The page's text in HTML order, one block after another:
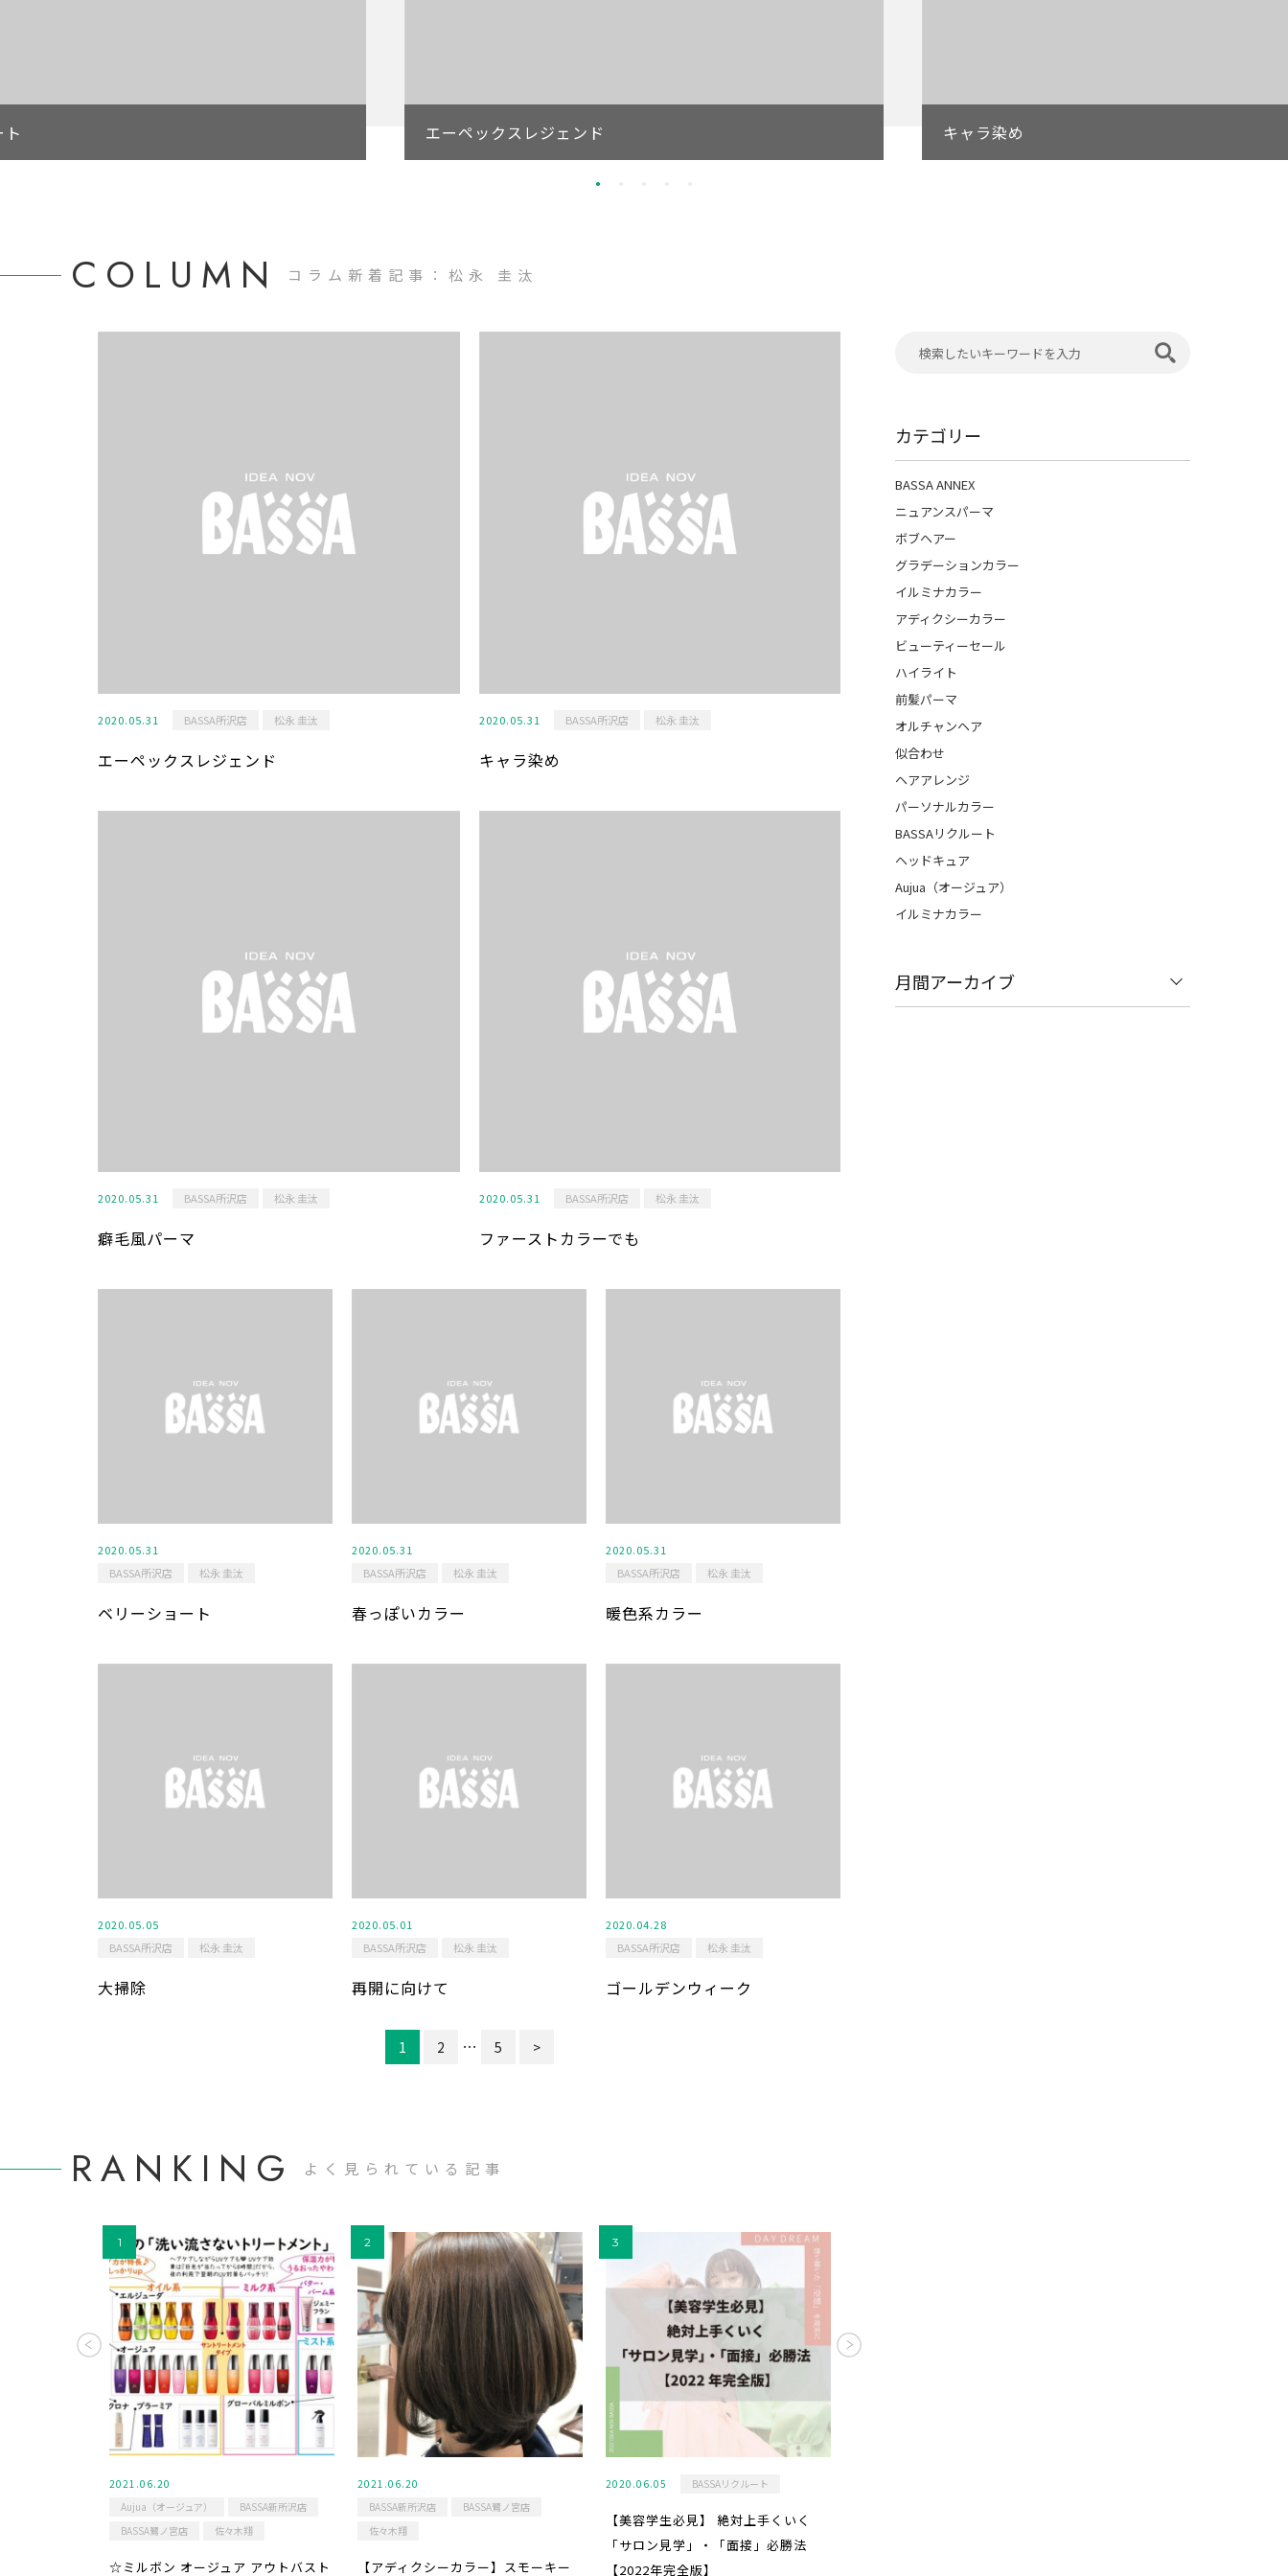
エーペックスレジェンド キャラ染め
COLUMN コラム新着記事：松永 圭汰
2020.05.31 BASSA所沢店 松永 圭汰
エーペックスレジェンド
2020.05.31 BASSA所沢店 松永 圭汰
キャラ染め
2020.05.31 BASSA所沢店 松永 圭汰
癖毛風パーマ
2020.05.31 BASSA所沢店 松永 圭汰
ファーストカラーでも
2020.05.31
BASSA所沢店
松永 圭汰
ベリーショート
2020.05.31
BASSA所沢店
松永 圭汰
春っぽいカラー
2020.05.31
BASSA所沢店
松永 圭汰
暖色系カラー
2020.05.05
BASSA所沢店
松永 圭汰
大掃除
2020.05.01
BASSA所沢店
松永 圭汰
再開に向けて
2020.04.28
BASSA所沢店
松永 圭汰
ゴールデンウィーク
1 2 … 5 >
カテゴリー
BASSA ANNEX
ニュアンスパーマ
ボブヘアー
グラデーションカラー
イルミナカラー
アディクシーカラー
ビューティーセール
ハイライト
前髪パーマ
オルチャンヘア
似合わせ
ヘアアレンジ
パーソナルカラー
BASSAリクルート
ヘッドキュア
Aujua（オージュア）
イルミナカラー
月間アーカイブ
RANKING よく見られている記事
2021.06.20
Aujua（オージュア）
BASSA新所沢店
BASSA鷺ノ宮店
佐々木翔
☆ミルボン オージュア アウトバスト
2021.06.20
BASSA新所沢店
BASSA鷺ノ宮店
佐々木翔
【アディクシーカラー】スモーキー
2020.06.05 BASSAリクルート
【美容学生必見】 絶対上手くいく
「サロン見学」・「面接」必勝法
【2022年完全版】